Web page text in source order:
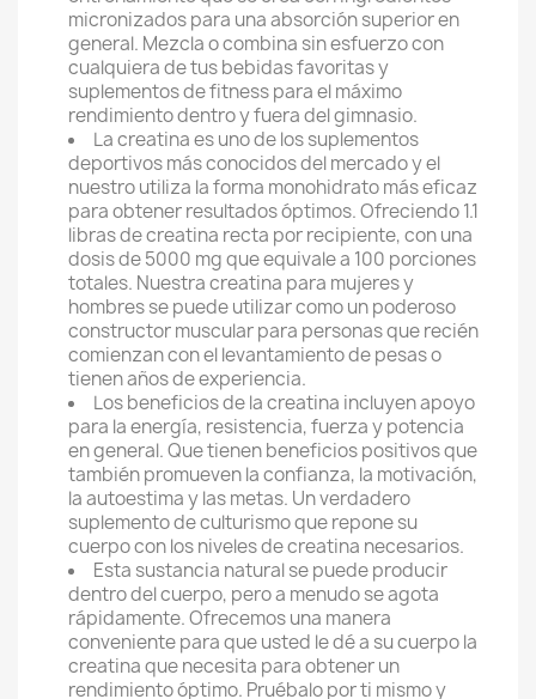
micronizados para una absorción superior en
general. Mezcla o combina sin esfuerzo con
cualquiera de tus bebidas favoritas y
suplementos de fitness para el máximo
rendimiento dentro y fuera del gimnasio.
La creatina es uno de los suplementos
deportivos más conocidos del mercado y el
nuestro utiliza la forma monohidrato más eficaz
para obtener resultados óptimos. Ofreciendo 1.1
libras de creatina recta por recipiente, con una
dosis de 5000 mg que equivale a 100 porciones
totales. Nuestra creatina para mujeres y
hombres se puede utilizar como un poderoso
constructor muscular para personas que recién
comienzan con el levantamiento de pesas o
tienen años de experiencia.
Los beneficios de la creatina incluyen apoyo
para la energía, resistencia, fuerza y potencia
en general. Que tienen beneficios positivos que
también promueven la confianza, la motivación,
la autoestima y las metas. Un verdadero
suplemento de culturismo que repone su
cuerpo con los niveles de creatina necesarios.
Esta sustancia natural se puede producir
dentro del cuerpo, pero a menudo se agota
rápidamente. Ofrecemos una manera
conveniente para que usted le dé a su cuerpo la
creatina que necesita para obtener un
rendimiento óptimo. Pruébalo por ti mismo y